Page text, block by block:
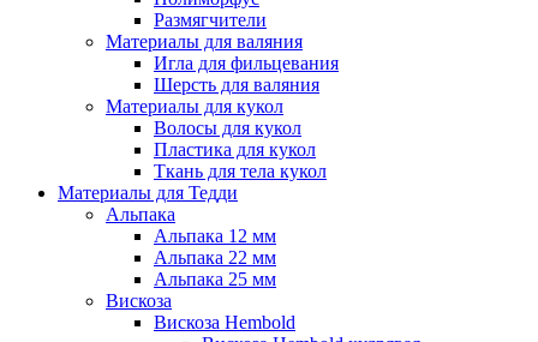
Размягчители
Материалы для валяния
Игла для фильцевания
Шерсть для валяния
Материалы для кукол
Волосы для кукол
Пластика для кукол
Ткань для тела кукол
Материалы для Тедди
Альпака
Альпака 12 мм
Альпака 22 мм
Альпака 25 мм
Вискоза
Вискоза Hembold